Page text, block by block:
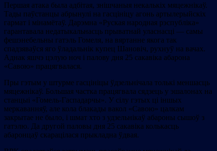
Першая атака была адбітая, знішчаныя некалькіх мяцежнікаў.
Тады паўстанцы абрынулі на гасцініцу агонь артылерыйскіх
гармат і мінамётаў. Дарэмна «Руская народная рэспубліка»
гарантавала недатыкальнасць прыватнай уласнасці — самы
фешэнебельны гатэль Гомеля, на вяртанне якога так
спадзяваўся яго ўладальнік купец Шановіч, рухнуў на вачах.
Аднак яшчэ цэлую ноч і палову дня 25 сакавіка абарона
«Савою» працягвалася.
Пры гэтым у штурме гасцініцы ўдзельнічала толькі меншасць
мяцежнікаў. Большая частка працягвала сядзець у эшалонах на
станцыі «Гомель-Гаспадарчы». У сілу гэтых ці іншых
меркаванняў, але кола блакады вакол «Савою» цалкам
закрытае не было, і шмат хто з удзельнікаў абароны сышоў з
гатэлю. Да другой паловы дня 25 сакавіка колькасць
абаронцаў скарацілася прыкладна ўдвая.